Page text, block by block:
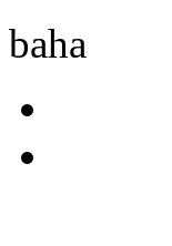
baha